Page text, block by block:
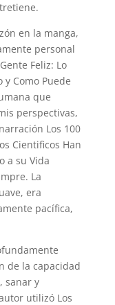
en la manga,
personal
Feliz: Lo
Como Puede
que
perspectivas,
Los 100
Cientificos Han
a su Vida
La
era
pacífica,
de la capacidad
sanar y
utilizó Los